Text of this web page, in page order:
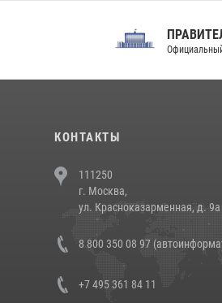
ПРАВИТЕЛЬСТВО
Официальный сайт
КОНТАКТЫ
111250
г. Москва,
ул. Красноказарменная, д. 9а
8 800 350 08 97
+7 495 361 84 11